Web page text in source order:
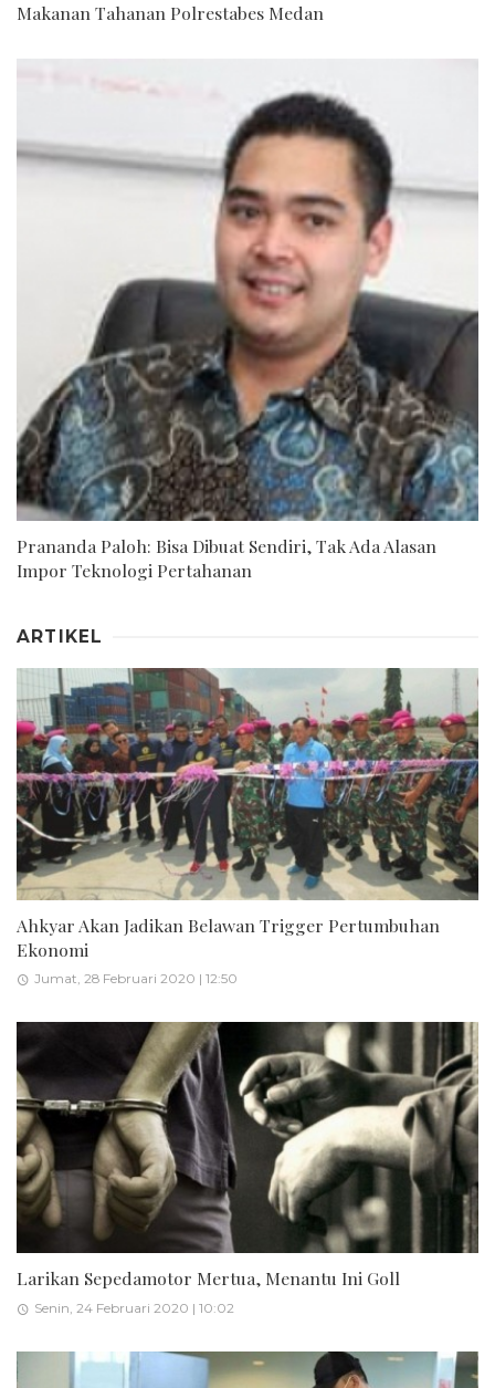
Makanan Tahanan Polrestabes Medan
Prananda Paloh: Bisa Dibuat Sendiri, Tak Ada Alasan
Impor Teknologi Pertahanan
ARTIKEL
Ahkyar Akan Jadikan Belawan Trigger Pertumbuhan
Ekonomi
Jumat, 28 Februari 2020 | 12:50
Larikan Sepedamotor Mertua, Menantu Ini Goll
Senin, 24 Februari 2020 | 10:02